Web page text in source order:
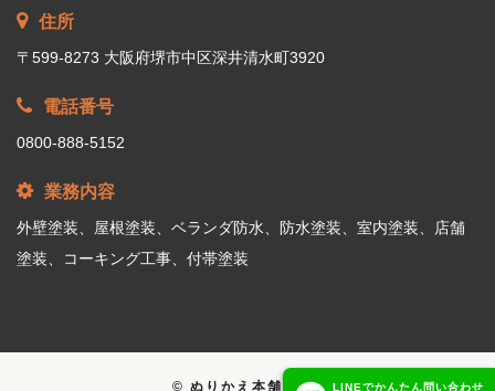
LINEでかんたん問い合わせ
住所
〒599-8273 大阪府堺市中区深井清水町3920
電話番号
0800-888-5152
業務内容
外壁塗装、屋根塗装、ベランダ防水、防水塗装、室内塗装、店舗
塗装、コーキング工事、付帯塗装
© ぬりかえ本舗.com